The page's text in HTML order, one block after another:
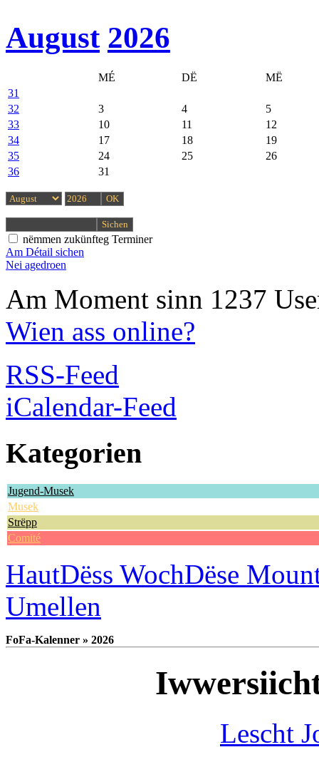
August 2026
MÉ DË
MË
31
32
3 4
5
33
10 11
12
34
17 18
19
35
24 25
26
36
31
nëmmen zukünfteg Terminer
Am Détail sichen
Nei agedroen
Am Moment sinn 1237
Wien ass online?
RSS-Feed
iCalendar-Feed
Kategorien
Jugend-Musek
Musek
Strëpp
Comité
HautDëss WochDëse
Umellen
FoFa-Kalenner » 2026
Lescht